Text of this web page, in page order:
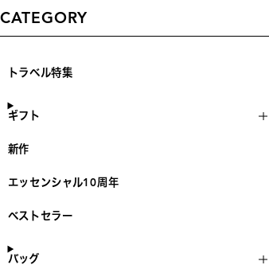
CATEGORY
トラベル特集
ギフト
新作
エッセンシャル10周年
ベストセラー
バッグ